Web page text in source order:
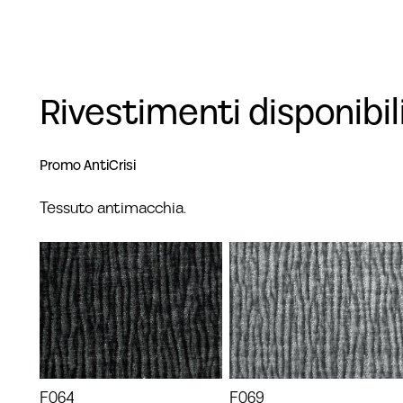
Rivestimenti
Promo AntiCrisi
Tessuto antimacchia.
F064 F069